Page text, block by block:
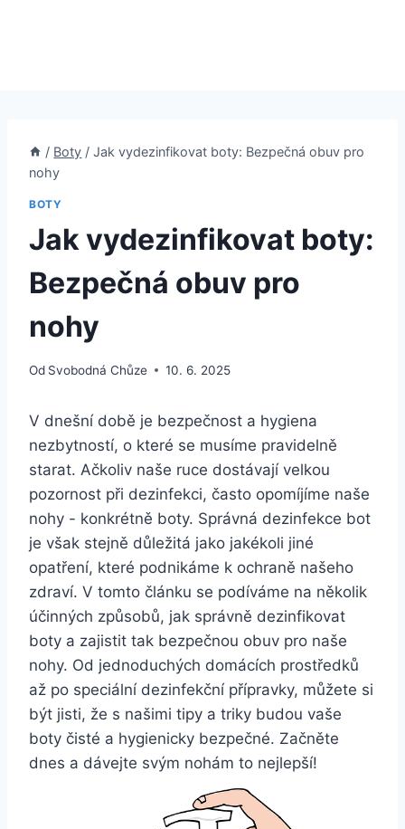
/ Boty / Jak vydezinfikovat boty: Bezpečná obuv pro
nohy
BOTY
Jak vydezinfikovat boty:
Bezpečná obuv pro
nohy
Od Svobodná Chůze 10. 6. 2025
V‌ dnešní době je bezpečnost a hygiena
nezbytností, o které ‌se musíme pravidelně
starat. Ačkoliv naše ruce ​dostávají‍ velkou
pozornost ⁣při dezinfekci, často opomíjíme naše
nohy ⁣-⁢ konkrétně ‌boty. Správná​ dezinfekce​ bot
je však stejně důležitá jako ⁣jakékoli jiné
opatření, které podnikáme k ochraně ‌našeho
zdraví. V​ tomto článku se podíváme na několik
účinných způsobů, jak‌ správně dezinfikovat
boty a zajistit tak bezpečnou ⁣obuv pro naše
nohy. Od jednoduchých domácích prostředků
až po speciální dezinfekční přípravky, můžete si
být jisti, že s našimi tipy a⁤ triky budou vaše
boty čisté‌ a hygienicky bezpečné. Začněte
dnes a dávejte‍ svým nohám to nejlepší!